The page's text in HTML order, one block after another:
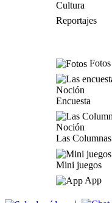
Cultura
Reportajes
Fotos
Encuesta
Las Columnas
Mini juegos
App